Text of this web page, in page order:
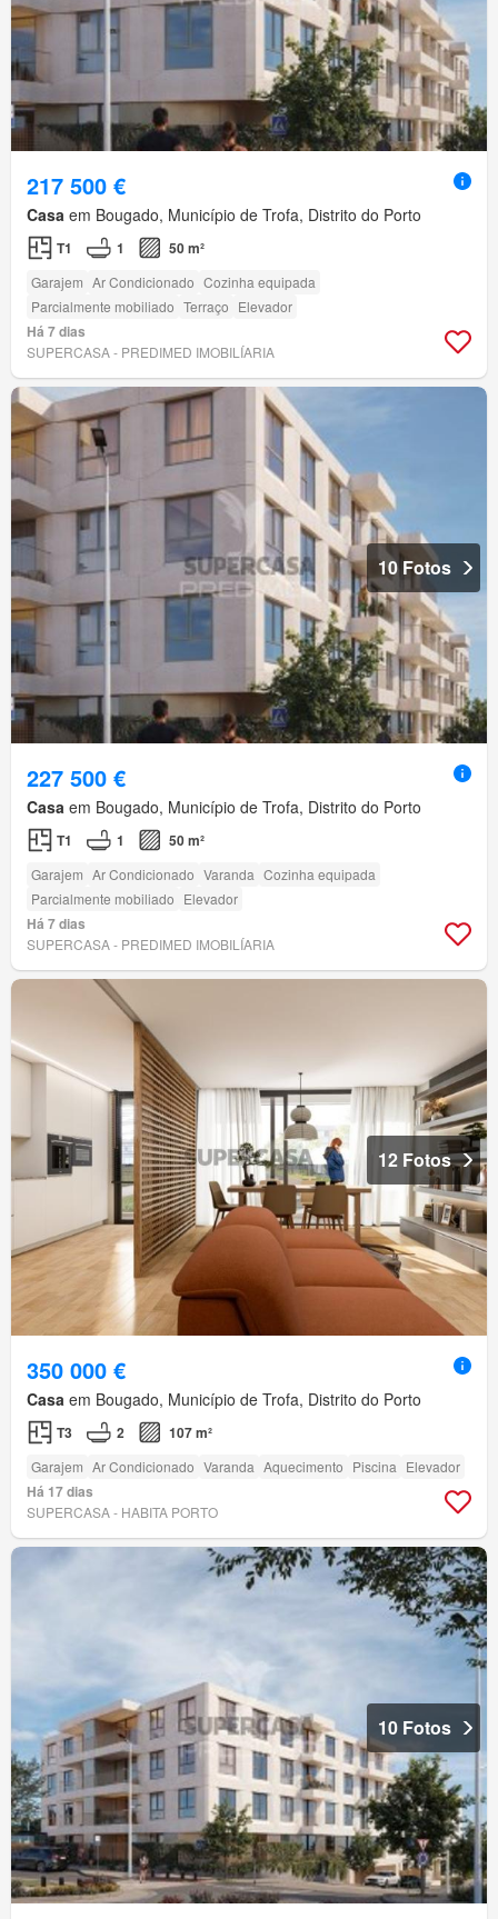
217 500 €
Casa em Bougado, Município de Trofa, Distrito do Porto
T1 1 50 m²
Garajem Ar Condicionado Cozinha equipada
Parcialmente mobiliado Terraço Elevador
Há 7 dias
SUPERCASA - PREDIMED IMOBILÍARIA
10 Fotos
227 500 €
Casa em Bougado, Município de Trofa, Distrito do Porto
T1 1 50 m²
Garajem Ar Condicionado Varanda Cozinha equipada
Parcialmente mobiliado Elevador
Há 7 dias
SUPERCASA - PREDIMED IMOBILÍARIA
12 Fotos
350 000 €
Casa em Bougado, Município de Trofa, Distrito do Porto
T3 2 107 m²
Garajem Ar Condicionado Varanda Aquecimento Piscina Elevador
Há 17 dias
SUPERCASA - HABITA PORTO
10 Fotos